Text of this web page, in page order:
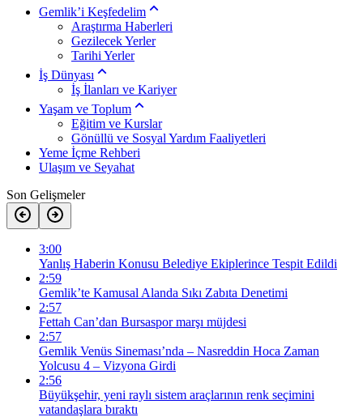
Gemlik’i Keşfedelim
Araştırma Haberleri
Gezilecek Yerler
Tarihi Yerler
İş Dünyası
İş İlanları ve Kariyer
Yaşam ve Toplum
Eğitim ve Kurslar
Gönüllü ve Sosyal Yardım Faaliyetleri
Yeme İçme Rehberi
Ulaşım ve Seyahat
Son Gelişmeler
3:00
Yanlış Haberin Konusu Belediye Ekiplerince Tespit Edildi
2:59
Gemlik’te Kamusal Alanda Sıkı Zabıta Denetimi
2:57
Fettah Can’dan Bursaspor marşı müjdesi
2:57
Gemlik Venüs Sineması’nda – Nasreddin Hoca Zaman
Yolcusu 4 – Vizyona Girdi
2:56
Büyükşehir, yeni raylı sistem araçlarının renk seçimini
vatandaşlara bıraktı